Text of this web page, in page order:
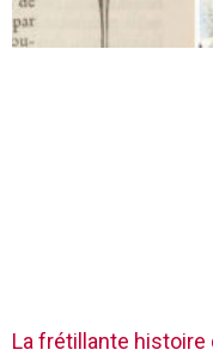
La frétillante histoire